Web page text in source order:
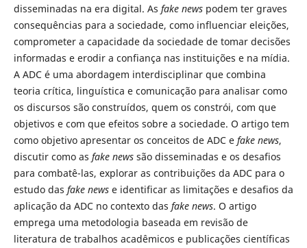
disseminadas na era digital. As fake newspodem ter graves
consequências para a sociedade, como influenciar eleições,
comprometer a capacidade da sociedade de tomar decisões
informadas e erodir a confiança nas instituições e na mídia.
A ADC é uma abordagem interdisciplinar que combina
teoria crítica, linguística e comunicação para analisar como
os discursos são construídos, quem os constrói, com que
objetivos e com que efeitos sobre a sociedade. O artigo tem
como objetivo apresentar os conceitos de ADC e fake news,
discutir como as fake newssão disseminadas e os desafios
para combatê-las, explorar as contribuições da ADC para o
estudo das fake newse identificar as limitações e desafios da
aplicação da ADC no contexto das fake news. O artigo
emprega uma metodologia baseada em revisão de
literatura de trabalhos acadêmicos e publicações científicas